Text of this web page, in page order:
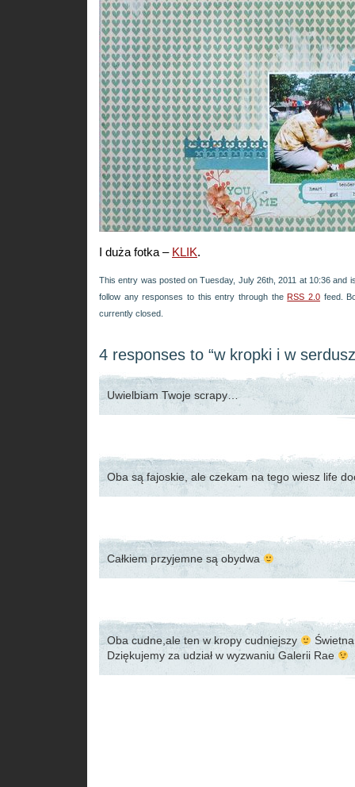
I duża fotka – KLIK.
This entry was posted on Tuesday, July 26th, 2011 at 10:36 and
follow any responses to this entry through the RSS 2.0 feed.
currently closed.
4 responses to “w kropki i w
Uwielbiam Twoje scrapy…
Oba są fajoskie, ale czekam na tego wiesz life
Całkiem przyjemne są obydwa
Oba cudne,ale ten w kropy cudniejszy
Dziękujemy za udział w wyzwaniu Galerii Rae